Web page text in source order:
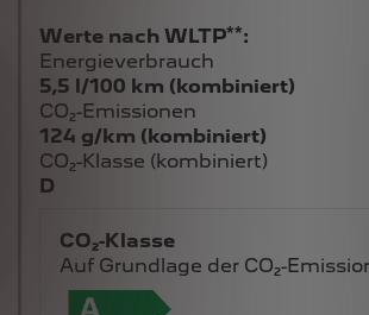
Werte nach WLTP**:
Energieverbrauch
5,5 l/100 km (kombiniert)
CO₂-Emissionen
124 g/km (kombiniert)
CO₂-Klasse (kombiniert)
D
CO₂-Klasse
Auf Grundlage der CO₂-